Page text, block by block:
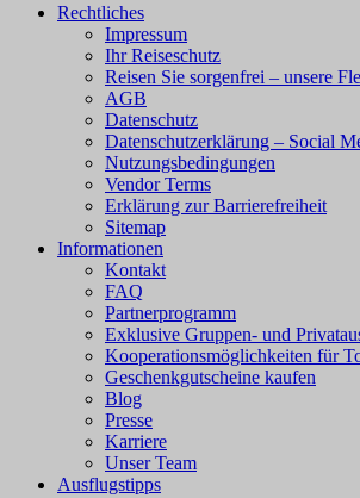
Rechtliches
Impressum
Ihr Reiseschutz
Reisen Sie sorgenfrei – unsere
AGB
Datenschutz
Datenschutzerklärung – Social
Nutzungsbedingungen
Vendor Terms
Erklärung zur Barrierefreiheit
Sitemap
Informationen
Kontakt
FAQ
Partnerprogramm
Exklusive Gruppen- und
Kooperationsmöglichkeiten für
Geschenkgutscheine kaufen
Blog
Presse
Karriere
Unser Team
Ausflugstipps